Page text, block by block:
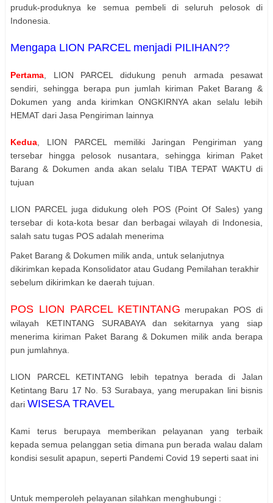
pruduk-produknya ke semua pembeli di seluruh pelosok di
Indonesia.
Mengapa LION PARCEL menjadi PILIHAN??
Pertama , LION PARCEL didukung penuh armada pesawat
sendiri, sehingga berapa pun jumlah kiriman Paket Barang &
Dokumen yang anda kirimkan ONGKIRNYA akan selalu lebih
HEMAT dari Jasa Pengiriman lainnya
Kedua , LION PARCEL memiliki Jaringan Pengiriman yang
tersebar hingga pelosok nusantara, sehingga kiriman Paket
Barang & Dokumen anda akan selalu TIBA TEPAT WAKTU di
tujuan
LION PARCEL juga didukung oleh POS (Point Of Sales) yang
tersebar di kota-kota besar dan berbagai wilayah di Indonesia,
salah satu tugas POS adalah menerima
Paket Barang & Dokumen milik anda, untuk selanjutnya
dikirimkan kepada Konsolidator atau Gudang Pemilahan terakhir
sebelum dikirimkan ke daerah tujuan.
POS LION PARCEL KETINTANG merupakan POS di
wilayah KETINTANG SURABAYA dan sekitarnya yang siap
menerima kiriman Paket Barang & Dokumen milik anda berapa
pun jumlahnya.
LION PARCEL KETINTANG lebih tepatnya berada di Jalan
Ketintang Baru 17 No. 53 Surabaya, yang merupakan lini bisnis
dari WISESA TRAVEL
Kami terus berupaya memberikan pelayanan yang terbaik
kepada semua pelanggan setia dimana pun berada walau dalam
kondisi sesulit apapun, seperti Pandemi Covid 19 seperti saat ini
Untuk memperoleh pelayanan silahkan menghubungi :